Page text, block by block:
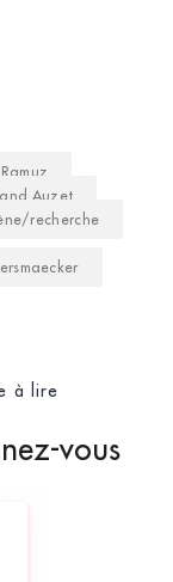
Ramuz
Auzet
recherche
à lire
vous